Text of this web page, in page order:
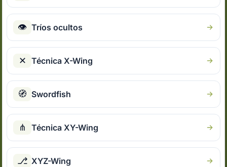
👁 Tríos ocultos
✕ Técnica X-Wing
🧭 Swordfish
⋔ Técnica XY-Wing
⎇ XYZ-Wing